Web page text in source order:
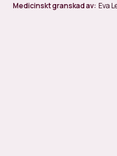
Medicinskt granskad av: Eva